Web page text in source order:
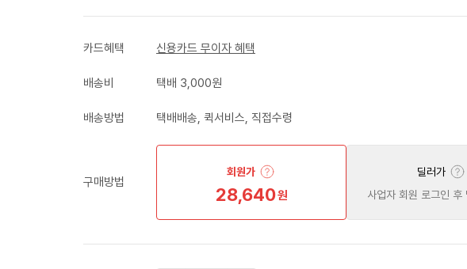
카드혜택 신용카드 무이자 혜택
배송비 택배 3,000원
배송방법 택배배송, 퀵서비스, 직접수령
구매방법
회원가
28,640원
딜러가
사업자 회원 로그인 후